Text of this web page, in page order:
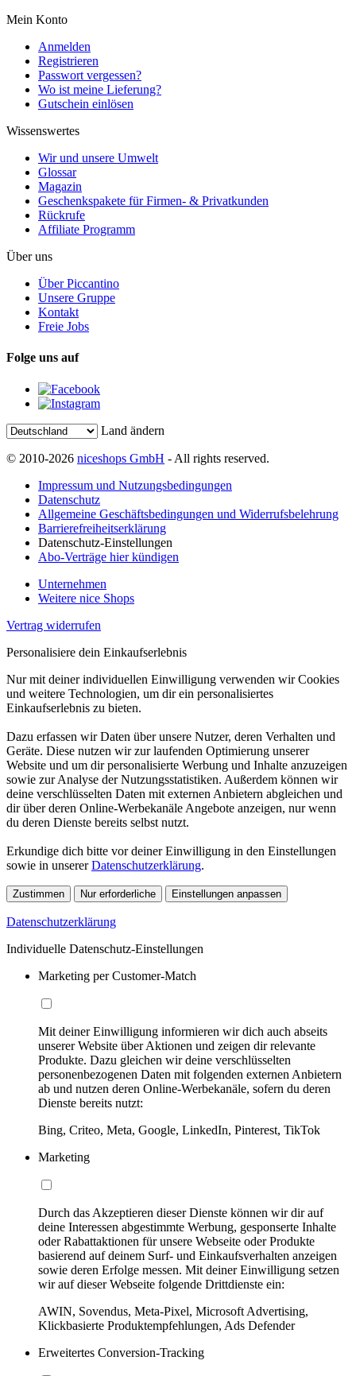
Mein Konto
Anmelden
Registrieren
Passwort vergessen?
Wo ist meine Lieferung?
Gutschein einlösen
Wissenswertes
Wir und unsere Umwelt
Glossar
Magazin
Geschenkspakete für Firmen- & Privatkunden
Rückrufe
Affiliate Programm
Über uns
Über Piccantino
Unsere Gruppe
Kontakt
Freie Jobs
Folge uns auf
Land ändern
© 2010-2026 niceshops GmbH - All rights reserved.
Impressum und Nutzungsbedingungen
Datenschutz
Allgemeine Geschäftsbedingungen und Widerrufsbelehrung
Barrierefreiheitserklärung
Datenschutz-Einstellungen
Abo-Verträge hier kündigen
Unternehmen
Weitere nice Shops
Vertrag widerrufen
Personalisiere dein Einkaufserlebnis
Nur mit deiner individuellen Einwilligung verwenden wir Cookies
und weitere Technologien, um dir ein personalisiertes
Einkaufserlebnis zu bieten.
Dazu erfassen wir Daten über unsere Nutzer, deren Verhalten und
Geräte. Diese nutzen wir zur laufenden Optimierung unserer
Website und um dir personalisierte Werbung und Inhalte anzuzeigen
sowie zur Analyse der Nutzungsstatistiken. Außerdem können wir
deine verschlüsselten Daten mit externen Anbietern abgleichen und
dir über deren Online-Werbekanäle Angebote anzeigen, nur wenn
du deren Dienste bereits selbst nutzt.
Erkundige dich bitte vor deiner Einwilligung in den Einstellungen
sowie in unsererDatenschutzerklärung.
Zustimmen Nur erforderliche Einstellungen anpassen
Datenschutzerklärung
Individuelle Datenschutz-Einstellungen
Marketing per Customer-Match
Mit deiner Einwilligung informieren wir dich auch abseits
unserer Website über Aktionen und zeigen dir relevante
Produkte. Dazu gleichen wir deine verschlüsselten
personenbezogenen Daten mit folgenden externen Anbietern
ab und nutzen deren Online-Werbekanäle, sofern du deren
Dienste bereits nutzt:
Bing, Criteo, Meta, Google, LinkedIn, Pinterest, TikTok
Marketing
Durch das Akzeptieren dieser Dienste können wir dir auf
deine Interessen abgestimmte Werbung, gesponserte Inhalte
oder Rabattaktionen für unsere Webseite oder Produkte
basierend auf deinem Surf- und Einkaufsverhalten anzeigen
sowie deren Erfolge messen. Mit deiner Einwilligung setzen
wir auf dieser Webseite folgende Drittdienste ein:
AWIN, Sovendus, Meta-Pixel, Microsoft Advertising,
Klickbasierte Produktempfehlungen, Ads Defender
Erweitertes Conversion-Tracking